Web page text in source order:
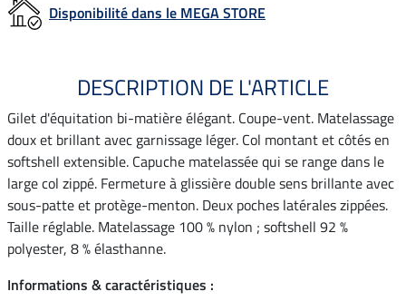
Disponibilité dans le MEGA STORE
DESCRIPTION DE L'ARTICLE
Gilet d'équitation bi-matière élégant. Coupe-vent. Matelassage
doux et brillant avec garnissage léger. Col montant et côtés en
softshell extensible. Capuche matelassée qui se range dans le
large col zippé. Fermeture à glissière double sens brillante avec
sous-patte et protège-menton. Deux poches latérales zippées.
Taille réglable. Matelassage 100 % nylon ; softshell 92 %
polyester, 8 % élasthanne.
Informations & caractéristiques :